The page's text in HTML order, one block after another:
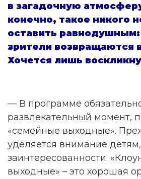
в загадочную
конечно, такое никого
оставить
зрители возвращаются
Хочется лишь
— В программе
развлекательный момент,
«семейные выходные».
уделяется внимание
заинтересованности.
выходные» – это хорошая